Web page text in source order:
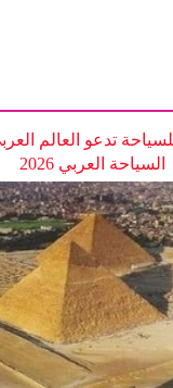
تدعو العالم
السياحة العربي 2026